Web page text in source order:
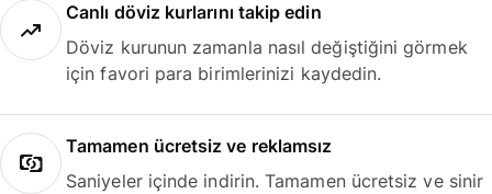
Canlı döviz kurlarını takip edin
Döviz kurunun zamanla nasıl değiştiğini görmek
için favori para birimlerinizi kaydedin.
Tamamen ücretsiz ve reklamsız
Saniyeler içinde indirin. Tamamen ücretsiz ve sinir